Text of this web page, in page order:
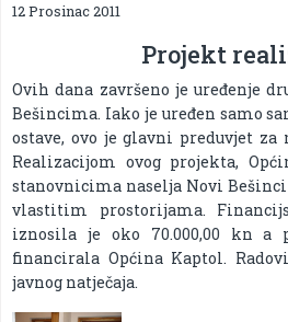
12 Prosinac 2011
Projekt
Ovih dana završeno je uređenje
Bešincima. Iako je uređen samo
ostave, ovo je glavni preduvjet za
Realizacijom ovog projekta,
stanovnicima naselja Novi
vlastitim prostorijama.
iznosila je oko 70.000,00 kn a
financirala Općina Kaptol.
javnog natječaja.